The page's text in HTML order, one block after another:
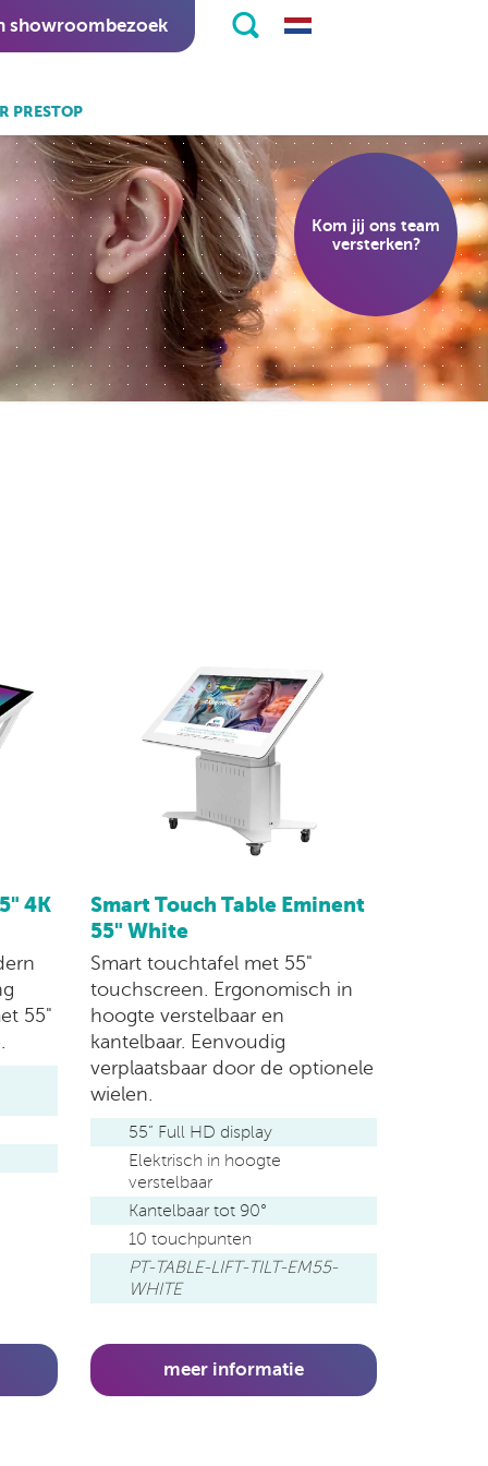
showroombezoek
ook:
software.
software.
PRESTOP
Kom jij ons team
versterken?
4K
55"
Smart Touch Table Eminent
55" White
Smart touchtafel met 55"
touchscreen. Ergonomisch in
hoogte verstelbaar en
kantelbaar. Eenvoudig
verplaatsbaar door de optionele
wielen.
55” Full HD display
Elektrisch in hoogte
verstelbaar
Kantelbaar tot 90°
10 touchpunten
PT-TABLE-LIFT-TILT-EM55-
WHITE
meer informatie